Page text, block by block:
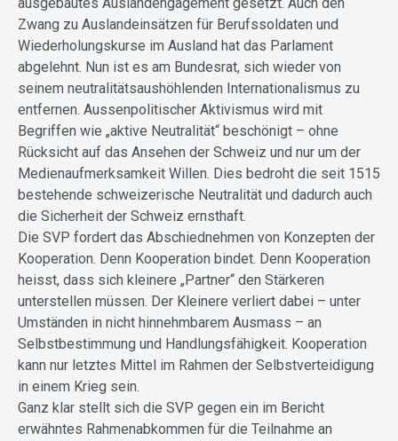
Zwang zu Auslandeinsätzen für Berufssoldaten und
Wiederholungskurse im Ausland hat das Parlament
abgelehnt. Nun ist es am Bundesrat, sich wieder von
seinem neutralitätsaushöhlenden Internationalismus zu
entfernen. Aussenpolitischer Aktivismus wird mit
Begriffen wie „aktive Neutralität“ beschönigt – ohne
Rücksicht auf das Ansehen der Schweiz und nur um der
Medienaufmerksamkeit Willen. Dies bedroht die seit 1515
bestehende schweizerische Neutralität und dadurch auch
die Sicherheit der Schweiz ernsthaft.
Die SVP fordert das Abschiednehmen von Konzepten der
Kooperation. Denn Kooperation bindet. Denn Kooperation
heisst, dass sich kleinere „Partner“ den Stärkeren
unterstellen müssen. Der Kleinere verliert dabei – unter
Umständen in nicht hinnehmbarem Ausmass – an
Selbstbestimmung und Handlungsfähigkeit. Kooperation
kann nur letztes Mittel im Rahmen der Selbstverteidigung
in einem Krieg sein.
Ganz klar stellt sich die SVP gegen ein im Bericht
erwähntes Rahmenabkommen für die Teilnahme an